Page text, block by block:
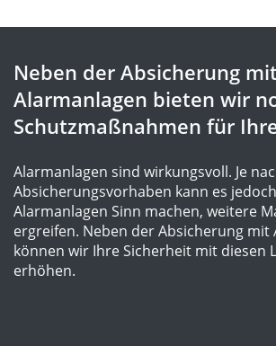
Neben der Absicherung mit
Alarmanlagen bieten wir
Schutzmaßnahmen für
Alarmanlagen sind wirkungsvoll. Je
Absicherungsvorhaben kann es
Alarmanlagen Sinn machen, weitere
ergreifen. Neben der Absicherung mit
können wir Ihre Sicherheit mit diesen
erhöhen.